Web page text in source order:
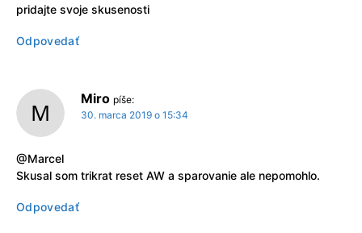
pridajte svoje skusenosti
Odpovedať
Miro píše:
30. marca 2019 o 15:34
@Marcel
Skusal som trikrat reset AW a sparovanie ale nepomohlo.
Odpovedať